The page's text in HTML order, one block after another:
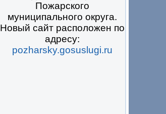
Пожарского
муниципального округа.
Новый сайт расположен по
адресу:
pozharsky.gosuslugi.ru